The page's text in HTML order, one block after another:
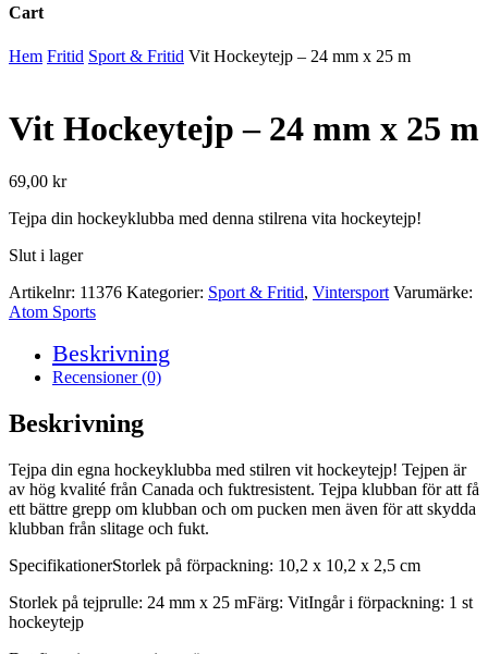
Cart
Close
Hem Fritid Sport & Fritid Vit Hockeytejp – 24 mm x 25 m
Vit Hockeytejp – 24 mm x 25 m
69,00 kr
Tejpa din hockeyklubba med denna stilrena vita hockeytejp!
Slut i lager
Artikelnr: 11376 Kategorier: Sport & Fritid, Vintersport Varumärke:
Atom Sports
Beskrivning
Recensioner (0)
Beskrivning
Tejpa din egna hockeyklubba med stilren vit hockeytejp! Tejpen är
av hög kvalité från Canada och fuktresistent. Tejpa klubban för att få
ett bättre grepp om klubban och om pucken men även för att skydda
klubban från slitage och fukt.
SpecifikationerStorlek på förpackning: 10,2 x 10,2 x 2,5 cm
Storlek på tejprulle: 24 mm x 25 mFärg: VitIngår i förpackning: 1 st
hockeytejp